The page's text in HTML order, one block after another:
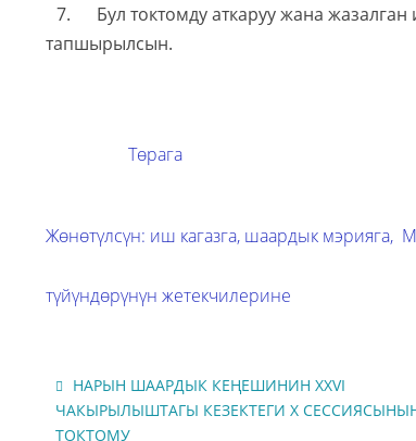
7. Бул токтомду аткаруу жана
тапшырылсын.
Төрага
Жөнөтүлсүн: иш кагазга, шаардык
түйүндөрүнүн жетекчилерине
НАРЫН ШААРДЫК КЕҢЕШИНИН XXVI
ЧАКЫРЫЛЫШТАГЫ КЕЗЕКТЕГИ X
ТОКТОМУ